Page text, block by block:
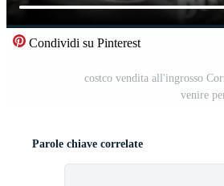
Condividi su Pinterest
costco vendita all'ingrosso
venire
Parole chiave correlate